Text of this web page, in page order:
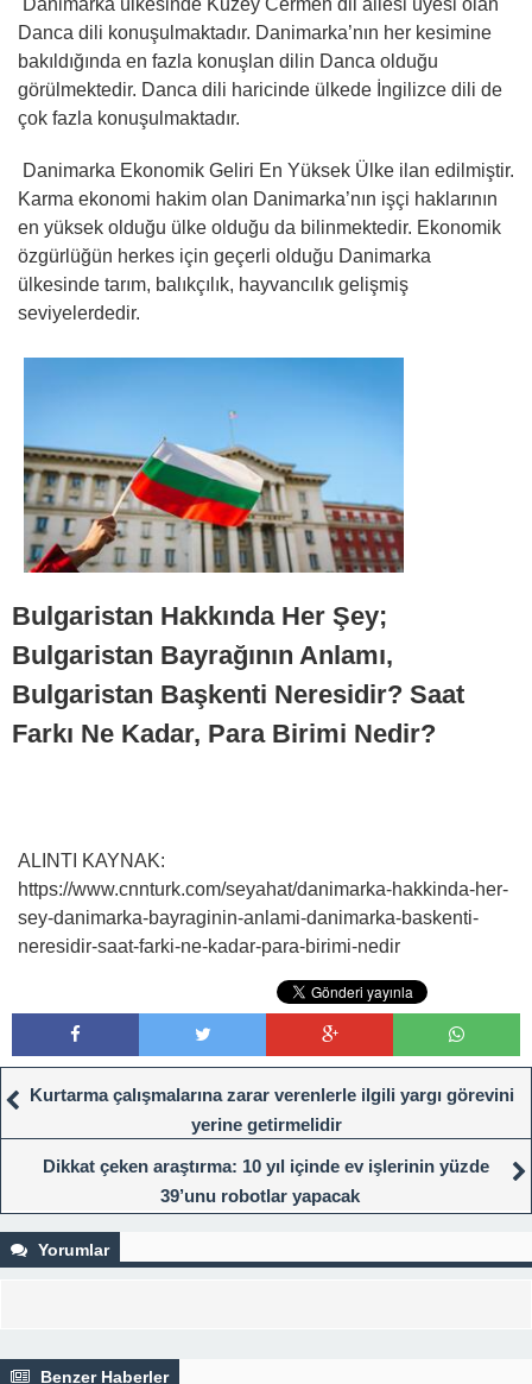
Danimarka ülkesinde Kuzey Cermen dil ailesi üyesi olan
Danca dili konuşulmaktadır. Danimarka’nın her kesimine
bakıldığında en fazla konuşlan dilin Danca olduğu
görülmektedir. Danca dili haricinde ülkede İngilizce dili de
çok fazla konuşulmaktadır.
Danimarka Ekonomik Geliri En Yüksek Ülke ilan edilmiştir.
Karma ekonomi hakim olan Danimarka’nın işçi haklarının
en yüksek olduğu ülke olduğu da bilinmektedir. Ekonomik
özgürlüğün herkes için geçerli olduğu Danimarka
ülkesinde tarım, balıkçılık, hayvancılık gelişmiş
seviyelerdedir.
Bulgaristan Hakkında Her Şey;
Bulgaristan Bayrağının Anlamı,
Bulgaristan Başkenti Neresidir? Saat
Farkı Ne Kadar, Para Birimi Nedir?
ALINTI KAYNAK:
https://www.cnnturk.com/seyahat/danimarka-hakkinda-her-
sey-danimarka-bayraginin-anlami-danimarka-baskenti-
neresidir-saat-farki-ne-kadar-para-birimi-nedir
Kurtarma çalışmalarına zarar verenlerle ilgili yargı görevini
yerine getirmelidir
Dikkat çeken araştırma: 10 yıl içinde ev işlerinin yüzde
39’unu robotlar yapacak
Yorumlar
Benzer Haberler